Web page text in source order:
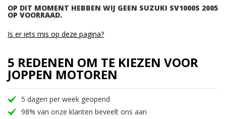
OP DIT MOMENT HEBBEN WIJ GEEN SUZUKI SV1000S 2005
OP VOORRAAD.
Is er iets mis op deze pagina?
5 REDENEN OM TE KIEZEN VOOR
JOPPEN MOTOREN
5 dagen per week geopend
98% van onze klanten beveelt ons aan